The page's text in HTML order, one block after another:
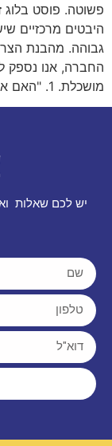
פשוטה. פוסט בלוג
היבטים מרכזיים
גבוהה. מהבנת
החברה, אנו נספק
מושכלת. 1. "האם אתה יודע מה אתה צריך? הבנת […]
יש לכם שאלות